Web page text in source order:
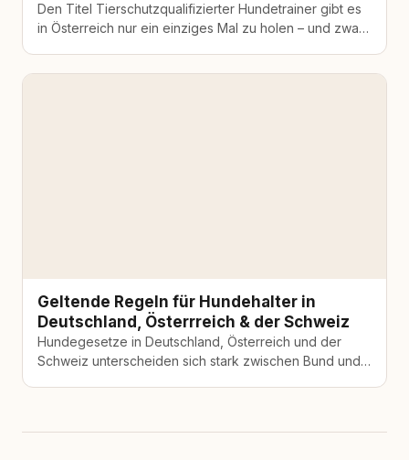
Den Titel Tierschutzqualifizierter Hundetrainer gibt es
in Österreich nur ein einziges Mal zu holen – und zwar
Geltende Regeln für Hundehalter in
Deutschland, Österrreich & der Schweiz
Hundegesetze in Deutschland, Österreich und der
Schweiz unterscheiden sich stark zwischen Bund und